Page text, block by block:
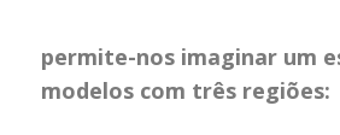
permite-nos imaginar um
modelos com três regiões: